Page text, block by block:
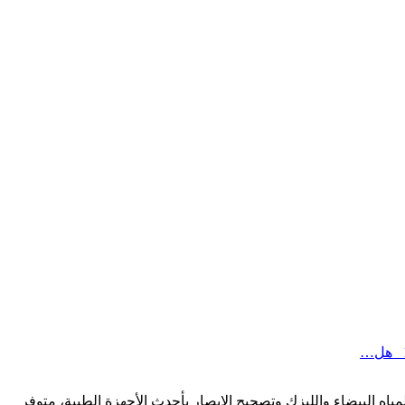
والمياه البيضاء والليزك وتصحيح الإبصار بأحدث الأجهزة الطبية، متوفر